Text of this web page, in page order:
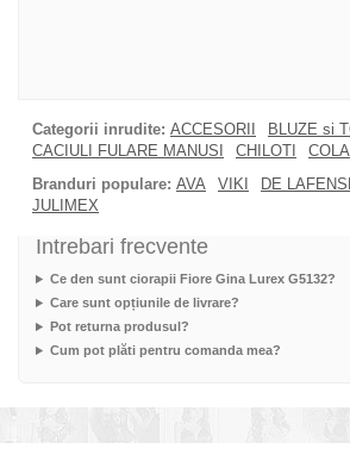
Categorii inrudite: ACCESORII
BLUZE si
CACIULI FULARE MANUSI
CHILOTI
Branduri populare: AVA VIKI DE
JULIMEX
Intrebari frecvente
Ce den sunt ciorapii Fiore Gina Lurex G5132?
Care sunt opțiunile de livrare?
Pot returna produsul?
Cum pot plăti pentru comanda mea?